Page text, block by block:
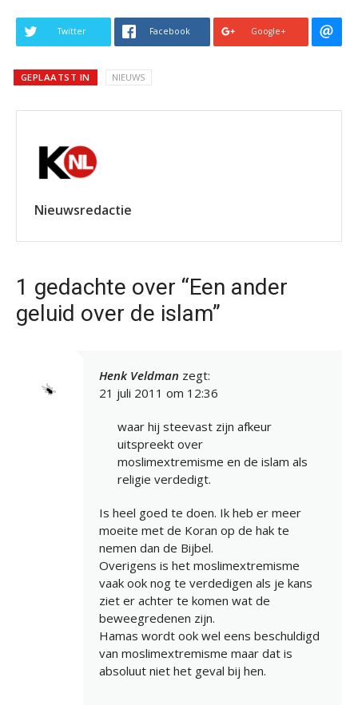
Twitter Facebook Google+
GEPLAATST IN NIEUWS
Nieuwsredactie
1 gedachte over “Een ander
geluid over de islam”
Henk Veldman zegt:
21 juli 2011 om 12:36
waar hij steevast zijn afkeur
uitspreekt over
moslimextremisme en de islam als
religie verdedigt.
Is heel goed te doen. Ik heb er meer
moeite met de Koran op de hak te
nemen dan de Bijbel.
Overigens is het moslimextremisme
vaak ook nog te verdedigen als je kans
ziet er achter te komen wat de
beweegredenen zijn.
Hamas wordt ook wel eens beschuldigd
van moslimextremisme maar dat is
absoluut niet het geval bij hen.